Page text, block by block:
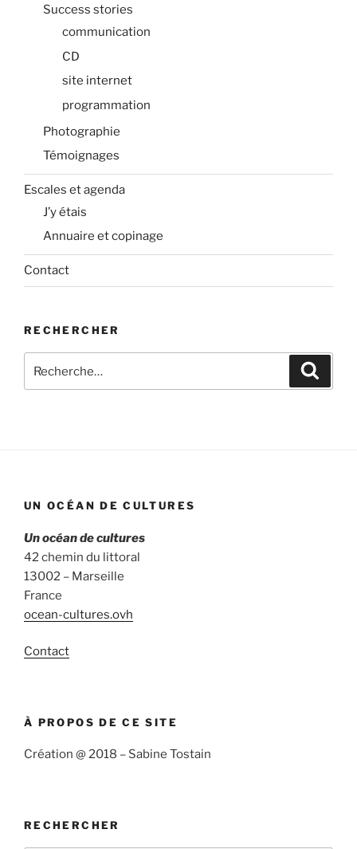
Success stories
communication
CD
site internet
programmation
Photographie
Témoignages
Escales et agenda
J’y étais
Annuaire et copinage
Contact
RECHERCHER
pour
UN OCÉAN DE CULTURES
Un océan de cultures
42 chemin du littoral
13002 – Marseille
France
ocean-cultures.ovh
Contact
À PROPOS DE CE SITE
Création @ 2018 – Sabine Tostain
RECHERCHER